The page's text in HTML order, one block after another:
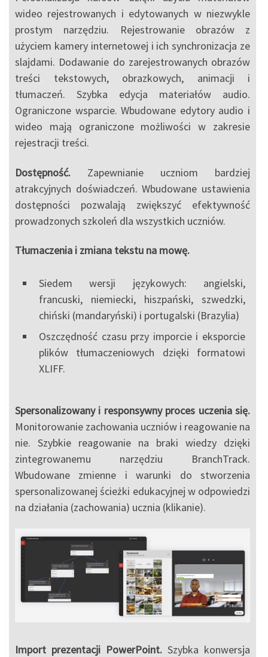
wideo rejestrowanych i edytowanych w niezwykle
prostym narzędziu. Rejestrowanie obrazów z
użyciem kamery internetowej i ich synchronizacja ze
slajdami. Dodawanie do zarejestrowanych obrazów
treści tekstowych, obrazkowych, animacji i
tłumaczeń. Szybka edycja materiałów audio.
Ograniczone wsparcie. Wbudowane edytory audio i
wideo mają ograniczone możliwości w zakresie
rejestracji treści.
Dostępność. Zapewnianie uczniom bardziej
atrakcyjnych doświadczeń. Wbudowane ustawienia
dostępności pozwalają zwiększyć efektywność
prowadzonych szkoleń dla wszystkich uczniów.
Tłumaczenia i zmiana tekstu na mowę.
Siedem wersji językowych: angielski,
francuski, niemiecki, hiszpański, szwedzki,
chiński (mandaryński) i portugalski (Brazylia)
Oszczędność czasu przy imporcie i eksporcie
plików tłumaczeniowych dzięki formatowi
XLIFF.
Spersonalizowany i responsywny proces uczenia się.
Monitorowanie zachowania uczniów i reagowanie na
nie. Szybkie reagowanie na braki wiedzy dzięki
zintegrowanemu narzędziu BranchTrack.
Wbudowane zmienne i warunki do stworzenia
spersonalizowanej ścieżki edukacyjnej w odpowiedzi
na działania (zachowania) ucznia (klikanie).
Import prezentacji PowerPoint. Szybka konwersja